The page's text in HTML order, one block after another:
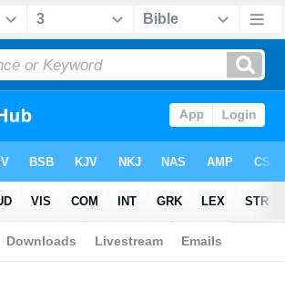
Biblia >Esperanto > 1 Peter 3